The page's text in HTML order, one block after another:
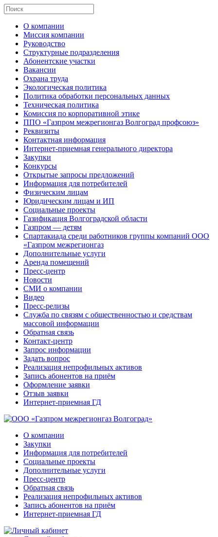
О компании
Миссия компании
Руководство
Структурные подразделения
Абонентские участки
Вакансии
Охрана труда
Экологическая политика
Политика обработки персональных данных
Техническая политика
Комиссия по корпоративной этике
ППО «Газпром межрегионгаз Волгоград профсоюз»
Реквизиты
Контактная информация
Интернет-приемная генерального директора
Закупки
Конкурсы
Открытые запросы предложений
Информация для потребителей
Физическим лицам
Юридическим лицам и ИП
Социальные проекты
Газификация Волгоградской области
Газпром — детям
Спартакиада среди работников группы компаний ООО
«Газпром межрегионгаз
Дополнительные услуги
Аренда помещений
Пресс-центр
Новости
СМИ о компании
Видео
Пресс-релизы
Служба по связям с общественностью и средствам
массовой информации
Обратная связь
Контакт-центр
Запрос информации
Задать вопрос
Реализация непрофильных активов
Запись абонентов на приём
Оформление заявки
Отзыв заявки
Интернет-приемная ГД
О компании
Закупки
Информация для потребителей
Социальные проекты
Дополнительные услуги
Пресс-центр
Обратная связь
Реализация непрофильных активов
Запись абонентов на приём
Интернет-приемная ГД